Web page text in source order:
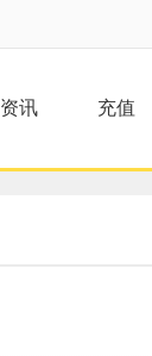
资讯 充值